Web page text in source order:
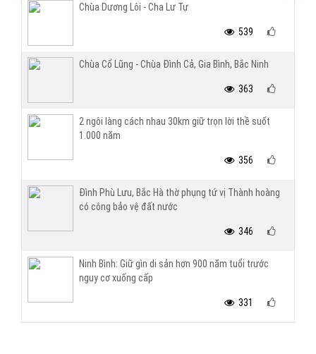
Chùa Dương Lôi - Cha Lư Tự
539
Chùa Cổ Lũng - Chùa Đình Cả, Gia Bình, Bắc Ninh
363
2 ngôi làng cách nhau 30km giữ trọn lời thề suốt
1.000 năm
356
Đình Phù Lưu, Bắc Hà thờ phụng tứ vị Thành hoàng
có công bảo vệ đất nước
346
Ninh Bình: Giữ gìn di sản hơn 900 năm tuổi trước
nguy cơ xuống cấp
331